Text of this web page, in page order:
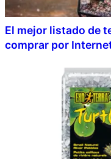
El mejor listado de
comprar por